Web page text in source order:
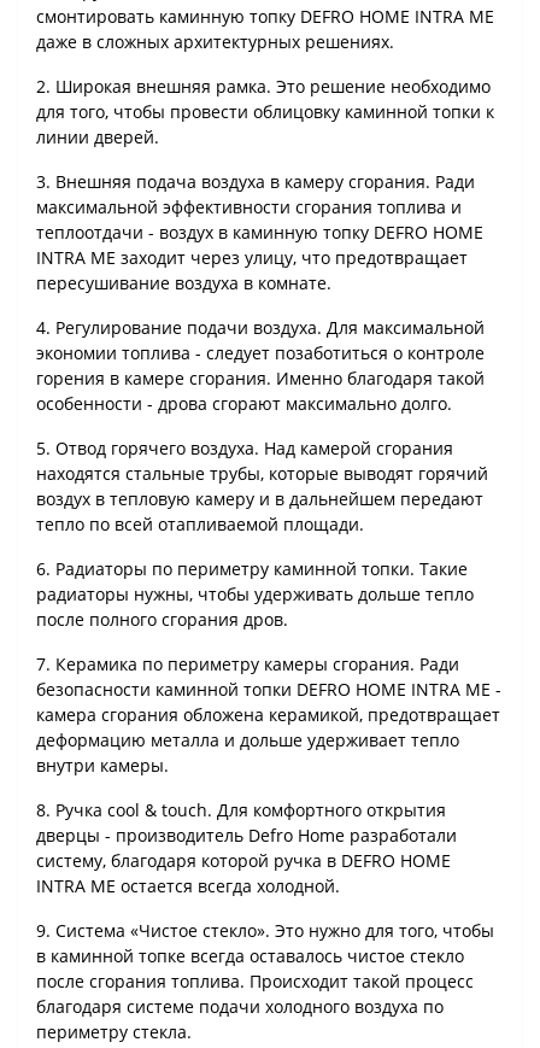
смонтировать каминную топку DEFRO HOME INTRA ME
даже в сложных архитектурных решениях.
2. Широкая внешняя рамка. Это решение необходимо
для того, чтобы провести облицовку каминной топки к
линии дверей.
3. Внешняя подача воздуха в камеру сгорания. Ради
максимальной эффективности сгорания топлива и
теплоотдачи - воздух в каминную топку DEFRO HOME
INTRA ME заходит через улицу, что предотвращает
пересушивание воздуха в комнате.
4. Регулирование подачи воздуха. Для максимальной
экономии топлива - следует позаботиться о контроле
горения в камере сгорания. Именно благодаря такой
особенности - дрова сгорают максимально долго.
5. Отвод горячего воздуха. Над камерой сгорания
находятся стальные трубы, которые выводят горячий
воздух в тепловую камеру и в дальнейшем передают
тепло по всей отапливаемой площади.
6. Радиаторы по периметру каминной топки. Такие
радиаторы нужны, чтобы удерживать дольше тепло
после полного сгорания дров.
7. Керамика по периметру камеры сгорания. Ради
безопасности каминной топки DEFRO HOME INTRA ME -
камера сгорания обложена керамикой, предотвращает
деформацию металла и дольше удерживает тепло
внутри камеры.
8. Ручка cool & touch. Для комфортного открытия
дверцы - производитель Defro Home разработали
систему, благодаря которой ручка в DEFRO HOME
INTRA ME остается всегда холодной.
9. Система «Чистое стекло». Это нужно для того, чтобы
в каминной топке всегда оставалось чистое стекло
после сгорания топлива. Происходит такой процесс
благодаря системе подачи холодного воздуха по
периметру стекла.